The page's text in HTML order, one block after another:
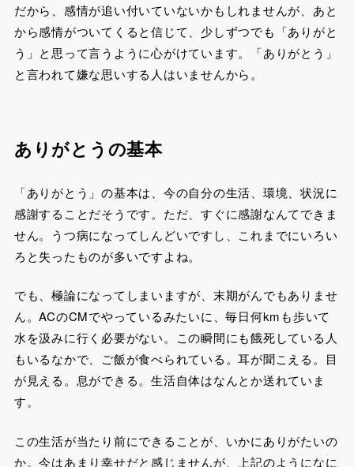
だから、感情が追い付いていないかもしれませんが、あと
から感情がついてくると信じて、少しずつでも「ありがと
う」と思って言うように心がけています。「ありがとう」
と言われて嫌な思いする人はいませんから。
ありがとうの基本
「ありがとう」の基本は、今の自分の生活、環境、状況に
感謝することだそうです。ただ、すぐに感謝なんてできま
せん。うつ病になってしんどいですし、これまでにいろい
ろと失ったものが多いですよね。
でも、極論になってしまいますが、末期がんでもありませ
ん。ACのCMでやっているみたいに、毎日何kmも歩いて
水を汲みに行く必要がない。この瞬間にも餓死している人
もいるなかで、ご飯が食べられている。耳が聞こえる。目
が見える。息ができる。生活自体はなんとか送れていま
す。
この生活が当たり前にできることが、いかにありがたいの
か。今はあまり幸せだと感じませんが、上記のようになに